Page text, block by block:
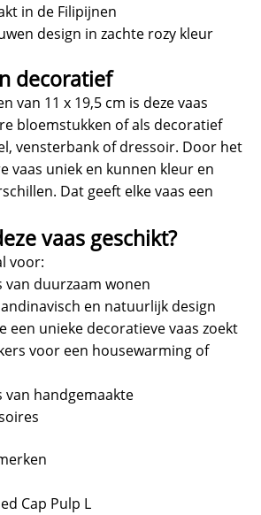
in de Filipijnen
design in zachte rozy kleur
decoratief
van 11 x 19,5 cm is deze vaas
bloemstukken of als decoratief
vensterbank of dressoir. Door het
vaas uniek en kunnen kleur en
Dat geeft elke vaas een
vaas geschikt?
voor:
van duurzaam wonen
en natuurlijk design
een unieke decoratieve vaas zoekt
voor een housewarming of
van handgemaakte
Cap Pulp L